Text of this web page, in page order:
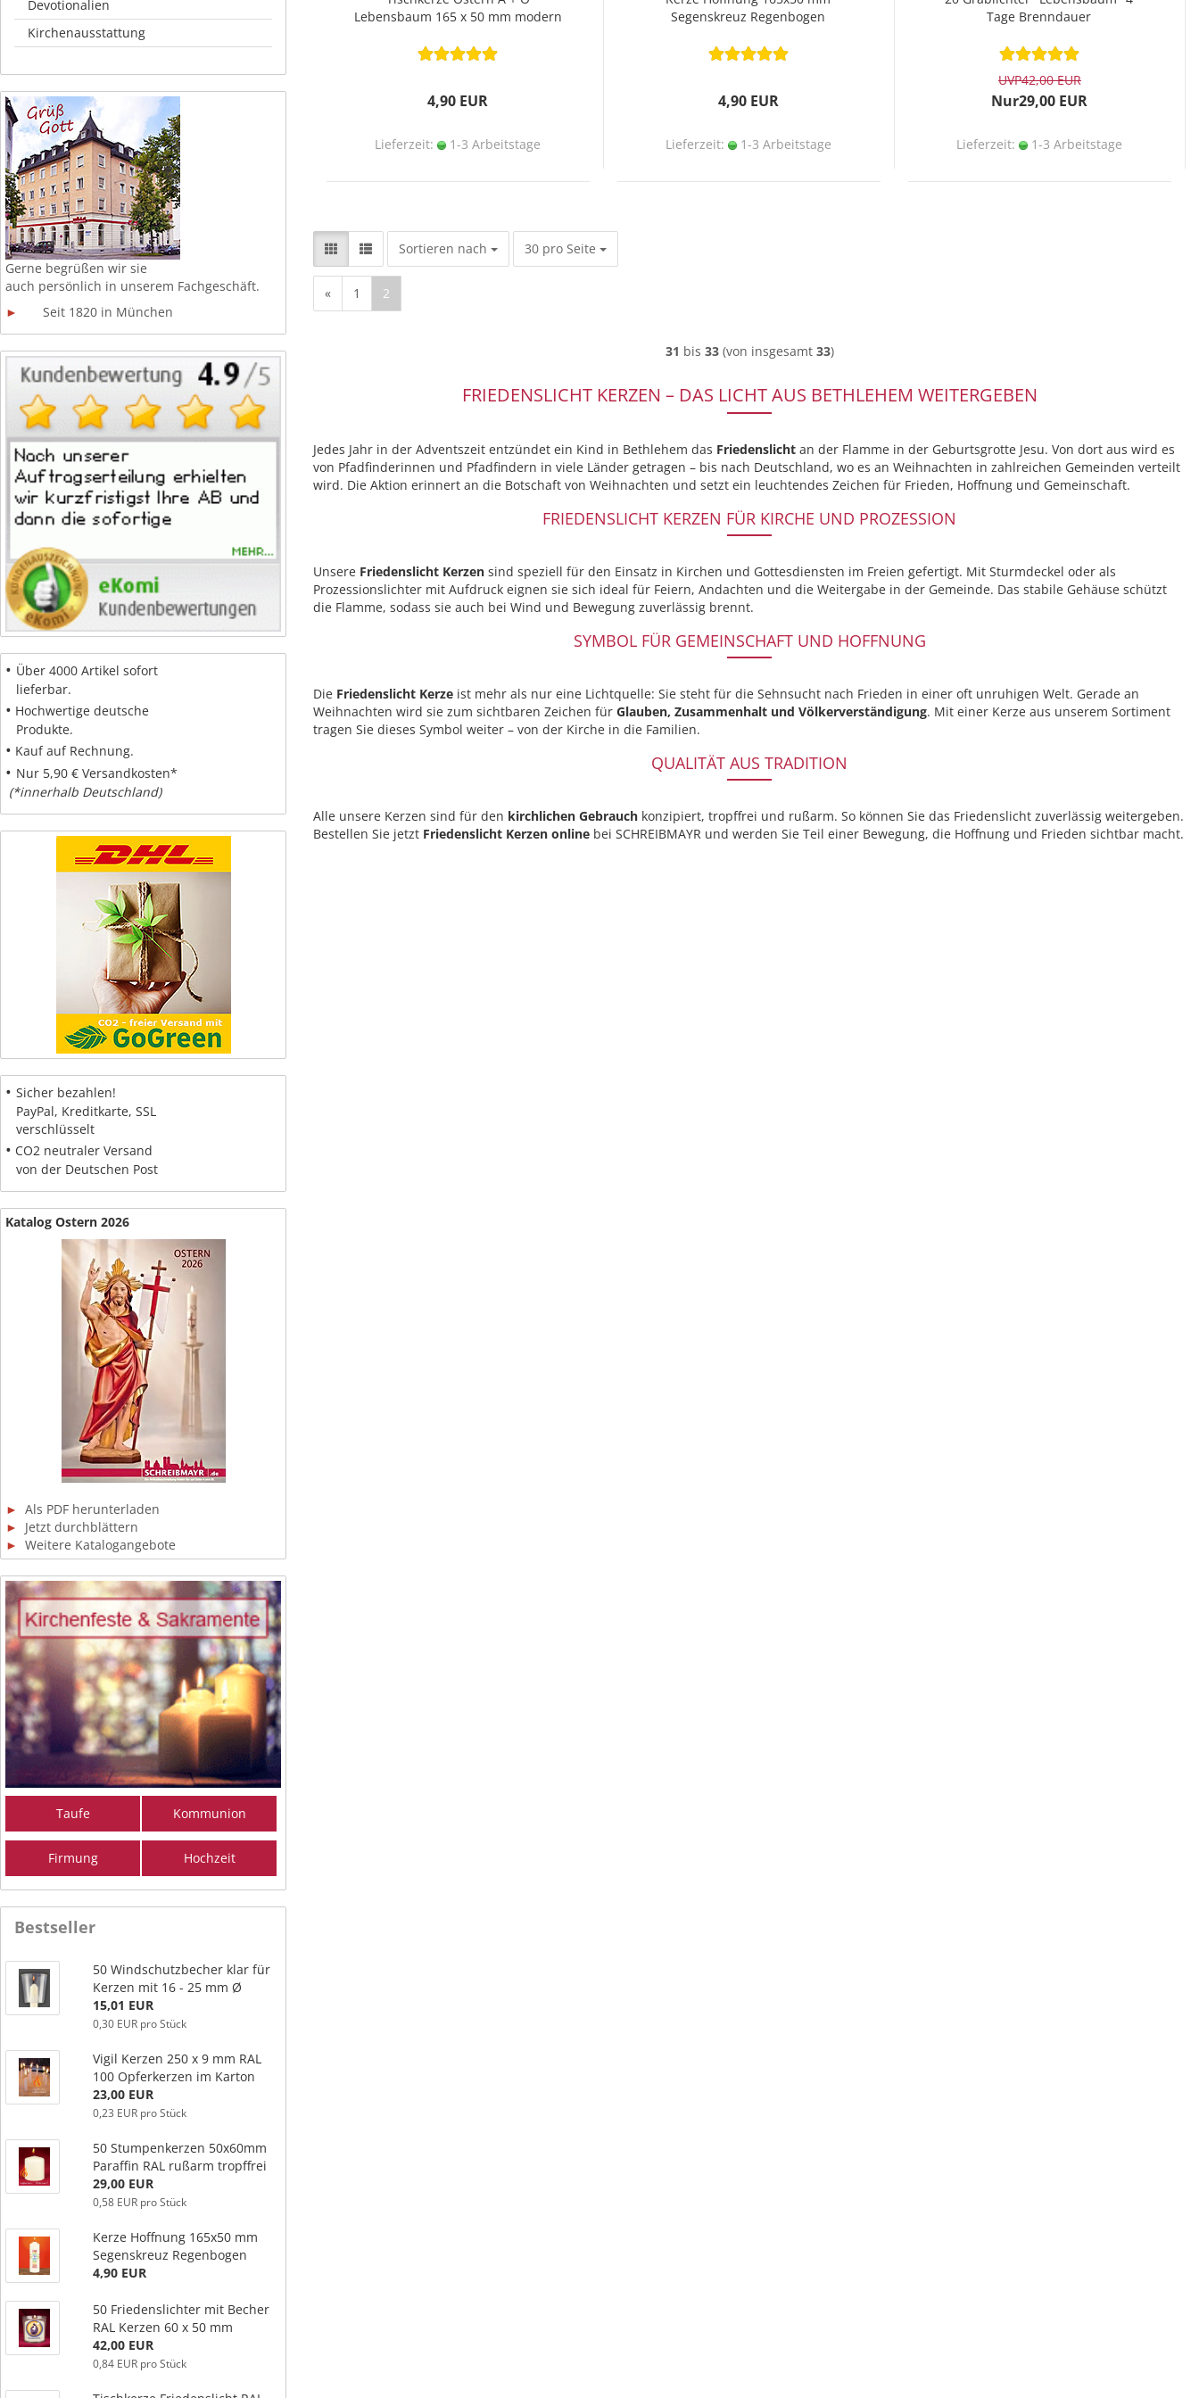
Lebensbaum 165 x 50 mm modern
4,90 EUR
Lieferzeit: 1-3 Arbeitstage
Segenskreuz Regenbogen
4,90 EUR
Lieferzeit: 1-3 Arbeitstage
Tage Brenndauer
UVP42,00 EUR
Nur29,00 EUR
Lieferzeit: 1-3 Arbeitstage
Sortieren nach
Sortieren nach 30 pro Seite
pro Seite
« 1 2
31 bis 33(von insgesamt 33)
FRIEDENSLICHT KERZEN – DAS LICHT AUS BETHLEHEM WEITERGEBEN
Jedes Jahr in der Adventszeit entzündet ein Kind in Bethlehem das Friedenslicht an der Flamme in der Geburtsgrotte Jesu. Von dort aus wird es
von Pfadfinderinnen und Pfadfindern in viele Länder getragen – bis nach Deutschland, wo es an Weihnachten in zahlreichen Gemeinden verteilt
wird. Die Aktion erinnert an die Botschaft von Weihnachten und setzt ein leuchtendes Zeichen für Frieden, Hoffnung und Gemeinschaft.
FRIEDENSLICHT KERZEN FÜR KIRCHE UND PROZESSION
Unsere Friedenslicht Kerzen sind speziell für den Einsatz in Kirchen und Gottesdiensten im Freien gefertigt. Mit Sturmdeckel oder als
Prozessionslichter mit Aufdruck eignen sie sich ideal für Feiern, Andachten und die Weitergabe in der Gemeinde. Das stabile Gehäuse schützt
die Flamme, sodass sie auch bei Wind und Bewegung zuverlässig brennt.
SYMBOL FÜR GEMEINSCHAFT UND HOFFNUNG
Die Friedenslicht Kerze ist mehr als nur eine Lichtquelle: Sie steht für die Sehnsucht nach Frieden in einer oft unruhigen Welt. Gerade an
Weihnachten wird sie zum sichtbaren Zeichen für Glauben, Zusammenhalt und Völkerverständigung. Mit einer Kerze aus unserem Sortiment
tragen Sie dieses Symbol weiter – von der Kirche in die Familien.
QUALITÄT AUS TRADITION
Alle unsere Kerzen sind für den kirchlichen Gebrauch konzipiert, tropffrei und rußarm. So können Sie das Friedenslicht zuverlässig weitergeben.
Bestellen Sie jetzt Friedenslicht Kerzen online bei SCHREIBMAYR und werden Sie Teil einer Bewegung, die Hoffnung und Frieden sichtbar macht.
Devotionalien
Kirchenausstattung
Gerne begrüßen wir sie
auch persönlich in unserem Fachgeschäft.
►
Seit 1820 in München
• Über 4000 Artikel sofort
lieferbar.
• Hochwertige deutsche
Produkte.
• Kauf auf Rechnung.
• Nur 5,90 € Versandkosten*
(*innerhalb Deutschland)
• Sicher bezahlen!
PayPal, Kreditkarte, SSL
verschlüsselt
• CO2 neutraler Versand
von der Deutschen Post
Katalog Ostern 2026
► Als PDF herunterladen
►
Jetzt durchblättern
► Weitere Katalogangebote
Taufe Kommunion
Firmung Hochzeit
Bestseller
50 Windschutzbecher klar für
Kerzen mit 16 - 25 mm Ø
15,01 EUR
0,30 EUR pro Stück
Vigil Kerzen 250 x 9 mm RAL
100 Opferkerzen im Karton
23,00 EUR
0,23 EUR pro Stück
50 Stumpenkerzen 50x60mm
Paraffin RAL rußarm tropffrei
29,00 EUR
0,58 EUR pro Stück
Kerze Hoffnung 165x50 mm
Segenskreuz Regenbogen
4,90 EUR
50 Friedenslichter mit Becher
RAL Kerzen 60 x 50 mm
42,00 EUR
0,84 EUR pro Stück